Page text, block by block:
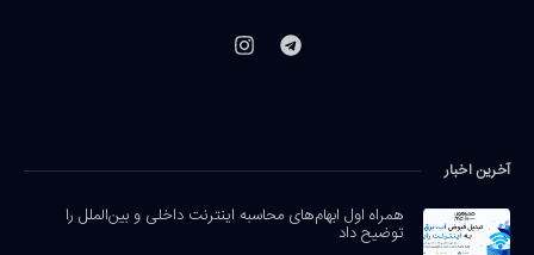
آخرین اخبار
همراه اول ابهام‌های محاسبه اینترنت داخلی و بین‌الملل را
توضیح داد